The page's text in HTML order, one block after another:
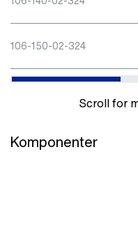
106-150-02-324
Scroll for
Komponenter